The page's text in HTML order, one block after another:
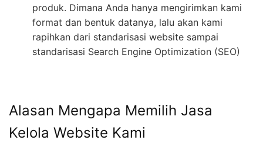
produk. Dimana Anda hanya mengirimkan kami
format dan bentuk datanya, lalu akan kami
rapihkan dari standarisasi website sampai
standarisasi Search Engine Optimization (SEO)
Alasan Mengapa Memilih Jasa
Kelola Website Kami